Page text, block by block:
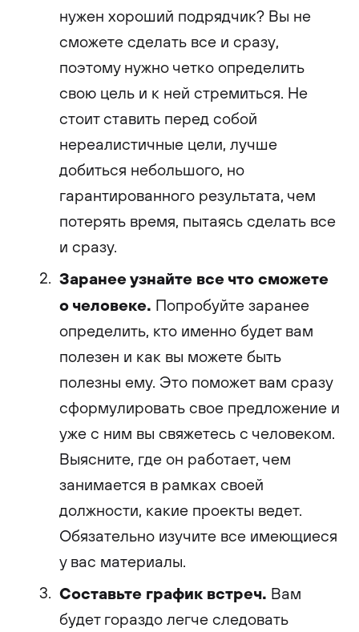
нужен хороший подрядчик? Вы не
сможете сделать все и сразу,
поэтому нужно четко определить
свою цель и к ней стремиться. Не
стоит ставить перед собой
нереалистичные цели, лучше
добиться небольшого, но
гарантированного результата, чем
потерять время, пытаясь сделать все
и сразу.
Заранее узнайте все что сможете
о человеке. Попробуйте заранее
определить, кто именно будет вам
полезен и как вы можете быть
полезны ему. Это поможет вам сразу
сформулировать свое предложение и
уже с ним вы свяжетесь с человеком.
Выясните, где он работает, чем
занимается в рамках своей
должности, какие проекты ведет.
Обязательно изучите все имеющиеся
у вас материалы.
Составьте график встреч. Вам
будет гораздо легче следовать